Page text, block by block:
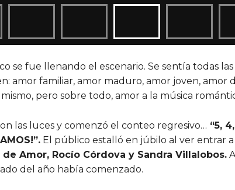
se fue llenando el escenario. Se sentía todas
amor familiar, amor maduro, amor joven, amor
pero sobre todo, amor a la música
las luces y comenzó el conteo regresivo… “5,
El público estalló en júbilo al ver entrar a
Amor, Rocío Córdova y Sandra Villalobos.
del año había comenzado.